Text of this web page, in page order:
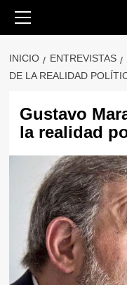
Saltar
primario
INICIO ENTREVISTAS
DE LA REALIDAD
Gustavo
la realidad